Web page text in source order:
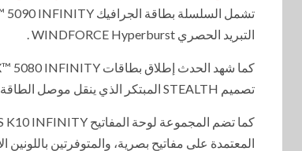
التبريد الحصري WINDFORCE Hyperburst .
تصميم STEALTH المبتكر الذي ينقل موصل الطاقة إلى الجهة الخلفية لتحسين إدارة الكابلات وتعزيز تدفق الهواء داخل الجهاز.
المعتمدة على مفاتيح بصرية، والمتوفرتين باللونين